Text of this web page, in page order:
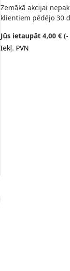
Zemākā akcijai
klientiem pēdējo 30
Jūs ietaupāt 4,00 €
Iekļ. PVN